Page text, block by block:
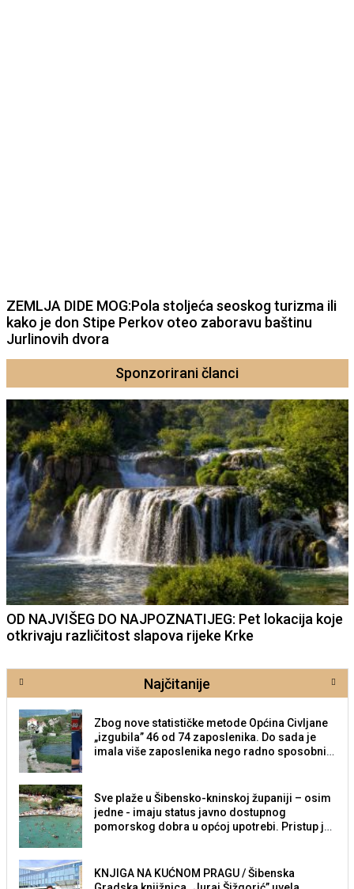
ZEMLJA DIDE MOG:Pola stoljeća seoskog turizma ili
kako je don Stipe Perkov oteo zaboravu baštinu
Jurlinovih dvora
Sponzorirani članci
OD NAJVIŠEG DO NAJPOZNATIJEG: Pet lokacija koje
otkrivaju različitost slapova rijeke Krke
Najčitanije
Zbog nove statističke metode Općina Civljane
„izgubila” 46 od 74 zaposlenika. Do sada je
imala više zaposlenika nego radno sposobnih
Sve plaže u Šibensko-kninskoj županiji – osim
jedne - imaju status javno dostupnog
pomorskog dobra u općoj upotrebi. Pristup je
KNJIGA NA KUĆNOM PRAGU / Šibenska